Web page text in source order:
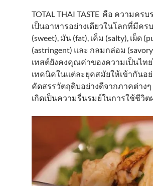
TOTAL THAI TASTE คือ ความคร
เป็นอาหารอย่างเดียวในโลกที่มีคร
(sweet), มัน (fat), เค็ม (salty), เผ็ด
(astringent) และ กลมกล่อม
เทสต์ยังคงคุณค่าของความเป็นไท
เทคนิคในแต่ละยุคสมัยให้เข้ากันอ
คัดสรรวัตถุดิบอย่างดีจากภาคต่าง
เกิดเป็นความรื่นรมย์ในการใช้ชีวิ